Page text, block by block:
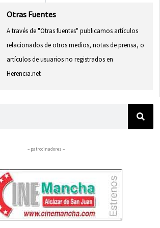
Otras Fuentes
A través de "Otras fuentes" publicamos artículos
relacionados de otros medios, notas de prensa, o
artículos de usuarios no registrados en
Herencia.net
– patrocinadores –